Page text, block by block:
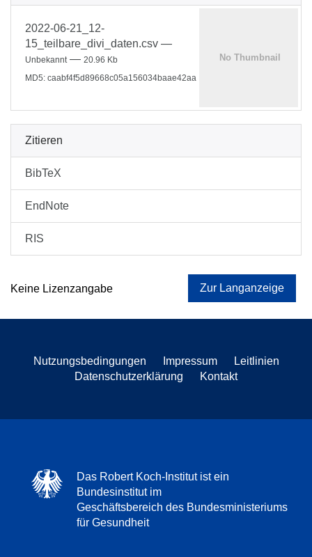
2022-06-21_12-
15_teilbare_divi_daten.csv —
Unbekannt — 20.96 Kb
MD5: caabf4f5d89668c05a156034baae42aa
Zitieren
BibTeX
EndNote
RIS
Keine Lizenzangabe Zur Langanzeige
Nutzungsbedingungen Impressum
Leitlinien
Datenschutzerklärung
Kontakt
Das Robert Koch-Institut ist ein
Bundesinstitut im
Geschäftsbereich des Bundesministeriums
für Gesundheit